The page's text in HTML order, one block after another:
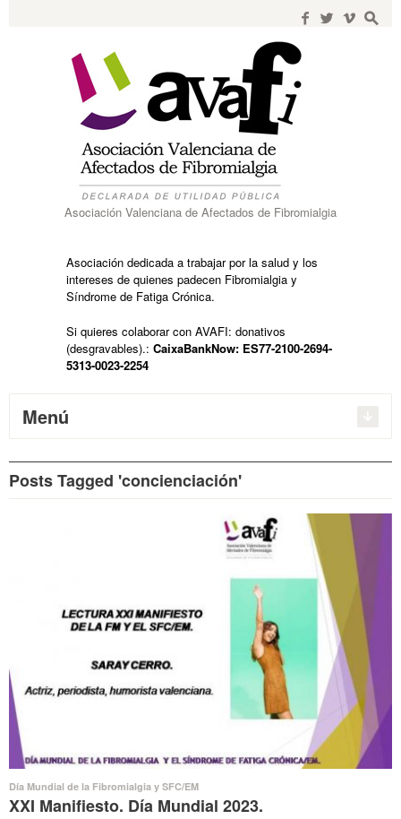
f w i s
Asociación Valenciana de Afectados de Fibromialgia
Asociación dedicada a trabajar por la salud y los
intereses de quienes padecen Fibromialgia y
Síndrome de Fatiga Crónica.
Si quieres colaborar con AVAFI: donativos
(desgravables).:CaixaBankNow: ES77-2100-2694-
5313-0023-2254
Menú
Posts Tagged 'concienciación'
Día Mundial de la Fibromialgia y SFC/EM
XXI Manifiesto. Día Mundial 2023.